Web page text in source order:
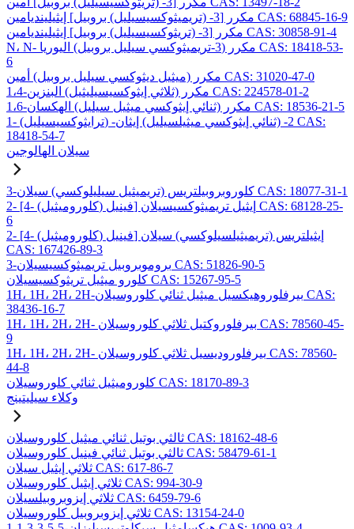
مكرر [3- (تريميثوكسيسيليل) بروبيل] إيثيلينديامين CAS: 68845-16-9
مكرر [3- (تريثوكسيسيليل) بروبيل] إيثيلينديامين CAS: 30858-91-4
N، N- مكرر (3-تريميثوكسي سيليل بروبيل) اليوريا CAS: 18418-53-
6
مكرر (ميثيل ديثوكسي سيليل بروبيل) أمين CAS: 31020-47-0
1،4-مكرر (ثلاثي إيثوكسيسيليثيل) البنزين CAS: 224578-01-2
1،6-مكرر (ثنائي إيثوكسي ميثيل سيليل) الهكسان CAS: 18536-21-5
1- (ترايثوكسيسيليل) -2- (ثنائي إيثوكسي ميثيلسيليل) إيثان CAS:
18418-54-7
سيلان الهالوجين
3-كلوروبروبيلتريس (تريميثيل سيليلوكسي) سيلان CAS: 18077-31-1
2- [4- (كلوروميثيل) فينيل] إيثيل تريميثوكسيسيلان CAS: 68128-25-
6
2- [4- (كلوروميثيل) فينيل] إيثيلتريس (تريميثيلسيلوكسي) سيلان
CAS: 167426-89-3
3-بروموبروبيل تريميثوكسيسيلان CAS: 51826-90-5
كلورو ميثيل تريثوكسيسيلان CAS: 15267-95-5
1H، 1H، 2H، 2H-بيرفلوروهيكسيل ميثيل ثنائي كلوروسيلان CAS:
38436-16-7
1H، 1H، 2H، 2H- بيرفلوروكتيل ثلاثي كلوروسيلان CAS: 78560-45-
9
1H، 1H، 2H، 2H- بيرفلوروديسيل ثلاثي كلوروسيلان CAS: 78560-
44-8
كلوروميثيل ثنائي كلوروسيلان CAS: 18170-89-3
وكلاء سيليتينج
ثالثي بوتيل ثنائي ميثيل كلوروسيلان CAS: 18162-48-6
ثالثي بوتيل ثنائي فينيل كلوروسيلان CAS: 58479-61-1
ثلاثي إيثيل سيلان CAS: 617-86-7
ثلاثي إيثيل كلوروسيلان CAS: 994-30-9
ثلاثي إيزوبروبيلسيلان CAS: 6459-79-6
ثلاثي إيزوبروبيل كلوروسيلان CAS: 13154-24-0